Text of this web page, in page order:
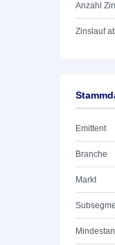
Anzahl
Zinslauf
Emittent
Branche
Markt